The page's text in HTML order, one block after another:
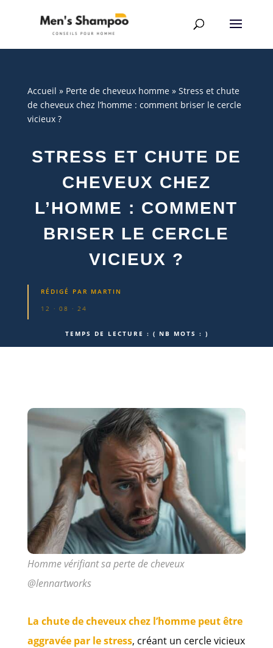
Accueil » Perte de cheveux homme» Stress et chute
de cheveux chez l’homme : comment briser le cercle
vicieux ?
STRESS ET CHUTE DE
CHEVEUX CHEZ
L’HOMME : COMMENT
BRISER LE CERCLE
VICIEUX ?
RÉDIGÉ PAR MARTIN
12 · 08 · 24
TEMPS DE LECTURE : ( NB MOTS : )
Homme vérifiant sa perte de cheveux
@lennartworks
La chute de cheveux chez l’homme peut être
aggravée par le stress, créant un cercle vicieux